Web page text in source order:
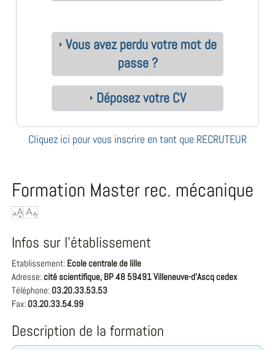
Vous avez perdu votre mot de
passe ?
Déposez votre CV
Cliquez ici pour vous inscrire en tant que RECRUTEUR
Formation Master rec. mécanique
Infos sur l'établissement
Etablissement: Ecole centrale de lille
Adresse: cité scientifique, BP 48 59491 Villeneuve-d'Ascq cedex
Téléphone: 03.20.33.53.53
Fax: 03.20.33.54.99
Description de la formation